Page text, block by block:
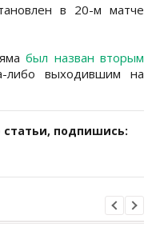
в 20-м матче
был назван вторым
либо выходившим на
статьи, подпишись: